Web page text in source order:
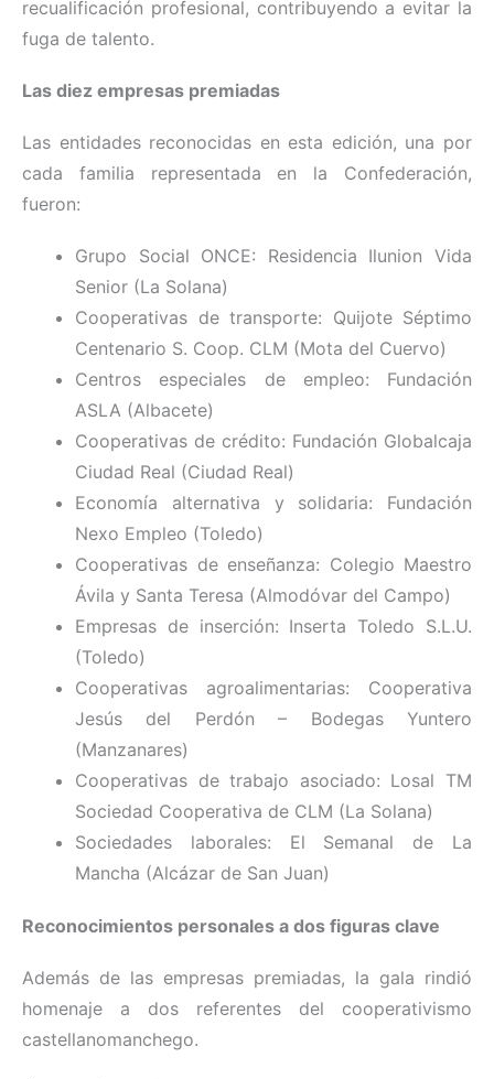
recualificación profesional, contribuyendo a evitar la
fuga de talento.
Las diez empresas premiadas
Las entidades reconocidas en esta edición, una por
cada familia representada en la Confederación,
fueron:
Grupo Social ONCE: Residencia Ilunion Vida
Senior (La Solana)
Cooperativas de transporte: Quijote Séptimo
Centenario S. Coop. CLM (Mota del Cuervo)
Centros especiales de empleo: Fundación
ASLA (Albacete)
Cooperativas de crédito: Fundación Globalcaja
Ciudad Real (Ciudad Real)
Economía alternativa y solidaria: Fundación
Nexo Empleo (Toledo)
Cooperativas de enseñanza: Colegio Maestro
Ávila y Santa Teresa (Almodóvar del Campo)
Empresas de inserción: Inserta Toledo S.L.U.
(Toledo)
Cooperativas agroalimentarias: Cooperativa
Jesús del Perdón – Bodegas Yuntero
(Manzanares)
Cooperativas de trabajo asociado: Losal TM
Sociedad Cooperativa de CLM (La Solana)
Sociedades laborales: El Semanal de La
Mancha (Alcázar de San Juan)
Reconocimientos personales a dos figuras clave
Además de las empresas premiadas, la gala rindió
homenaje a dos referentes del cooperativismo
castellanomanchego.